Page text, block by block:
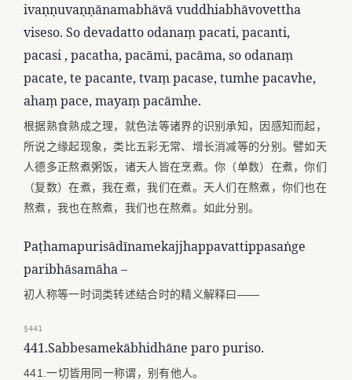
ivaṇṇuvaṇṇānamabhāvā vuddhiabhāvovettha
viseso. So devadatto odanaṃ pacati, pacanti,
pacasi , pacatha, pacāmi, pacāma, so odanaṃ
pacate, te pacante, tvaṃ pacase, tumhe pacavhe,
ahaṃ pace, mayaṃ pacāmhe.
根据熟食熟成之理，就色法等诸界的识别承知，因感知而起，
所说之缘起现象，类比五彩无常、增长消减等的分别。譬如天
人德多正熬煮粥饭，诸天人皆在烹煮。你（单数）在煮，你们
（复数）在煮，我在煮，我们在煮。天人们在熬煮，你们也在
熬煮，我也在熬煮，我们也在熬煮。如此分别。
Paṭhamapurisādīnamekajjhappavattippasaṅge
paribhāsamāha –
初人称等一时词类转述结合时的精义解释曰——
§441
441.Sabbesamekābhidhāne paro puriso.
441.一切皆用同一称谓，别有他人。